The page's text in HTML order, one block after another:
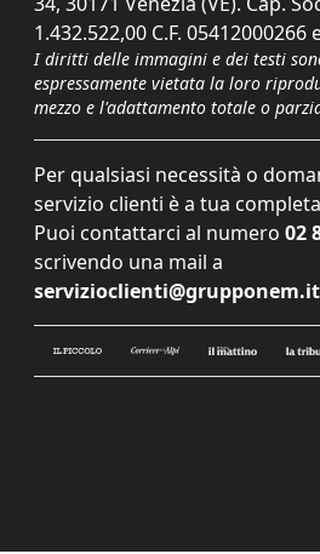
1.432.522,00 C.F. 05412000266
I diritti delle immagini e dei testi
espressamente vietata la loro
mezzo e l'adattamento totale o
Per qualsiasi necessità o
servizio clienti è a tua
Puoi contattarci al numero 02
scrivendo una mail a
servizioclienti@grupponem.it